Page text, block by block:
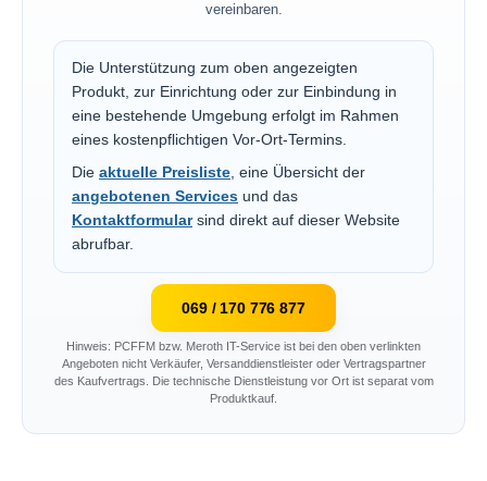
vereinbaren.
Die Unterstützung zum oben angezeigten
Produkt, zur Einrichtung oder zur Einbindung in
eine bestehende Umgebung erfolgt im Rahmen
eines kostenpflichtigen Vor-Ort-Termins.
Die aktuelle Preisliste, eine Übersicht der
angebotenen Services und das
Kontaktformularsind direkt auf dieser Website
abrufbar.
069 / 170 776 877
Hinweis: PCFFM bzw. Meroth IT-Service ist bei den oben verlinkten
Angeboten nicht Verkäufer, Versanddienstleister oder Vertragspartner
des Kaufvertrags. Die technische Dienstleistung vor Ort ist separat vom
Produktkauf.